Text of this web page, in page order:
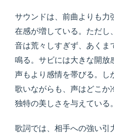
サウンドは、前曲よりも力
在感が増している。ただし
音は荒々しすぎず、あくま
鳴る。サビには大きな開放
声もより感情を帯びる。し
歌いながらも、声はどこか
独特の美しさを与えている。
歌詞では、相手への強い引